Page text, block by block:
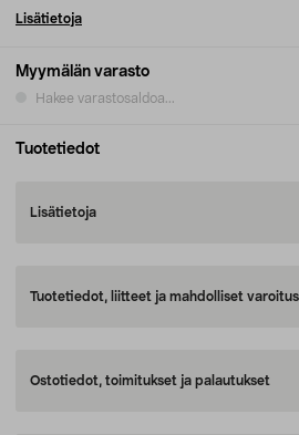
Myymälän varasto
Hakee varastosaldoa...
Lisätietoja
Tuotetiedot
Lisätietoja
Tuotetiedot, liitteet ja mahdolliset
Ostotiedot, toimitukset ja palautukset